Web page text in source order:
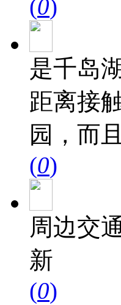
(0)
是千岛
距离接
园，而
(0)
周边交
新
(0)